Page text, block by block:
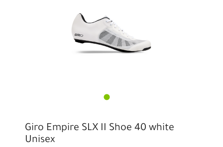
Giro Empire SLX II Shoe 40 white
Unisex